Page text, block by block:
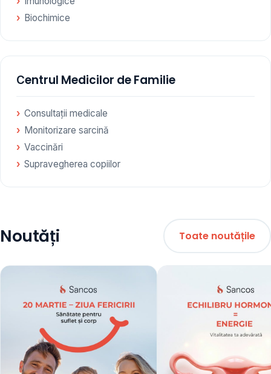
Biochimice
Сentrul Medicilor de Familie
Consultații medicale
Monitorizare sarcină
Vaccinări
Supravegherea copiilor
Noutăți Toate noutățile